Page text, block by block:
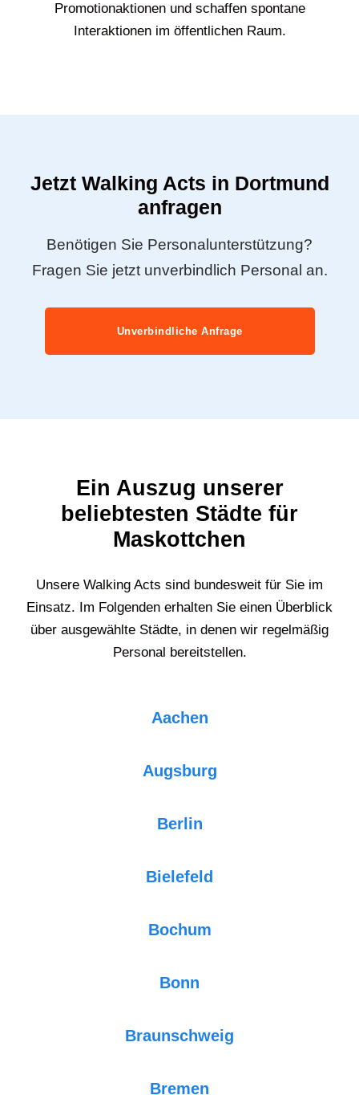
Promotionaktionen und schaffen spontane
Interaktionen im öffentlichen Raum.
Jetzt Walking Acts in Dortmund
anfragen
Benötigen Sie Personalunterstützung?
Fragen Sie jetzt unverbindlich Personal an.
Unverbindliche Anfrage
Ein Auszug unserer
beliebtesten Städte für
Maskottchen
Unsere Walking Acts sind bundesweit für Sie im
Einsatz. Im Folgenden erhalten Sie einen Überblick
über ausgewählte Städte, in denen wir regelmäßig
Personal bereitstellen.
Aachen
Augsburg
Berlin
Bielefeld
Bochum
Bonn
Braunschweig
Bremen